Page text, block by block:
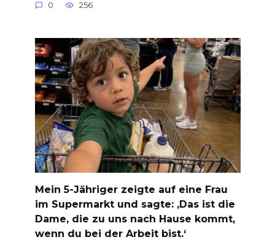
0 256
Mein 5-Jähriger zeigte auf eine Frau
im Supermarkt und sagte: ‚Das ist die
Dame, die zu uns nach Hause kommt,
wenn du bei der Arbeit bist.‘